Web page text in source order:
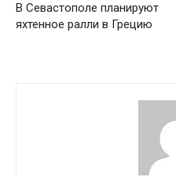
В Севастополе планируют
яхтенное ралли в Грецию